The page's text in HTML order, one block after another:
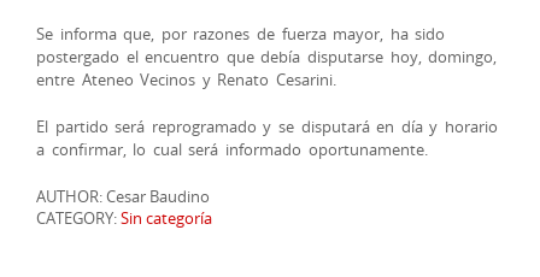
Se informa que, por razones de fuerza mayor, ha sido
postergado el encuentro que debía disputarse hoy, domingo,
entre Ateneo Vecinos y Renato Cesarini.
El partido será reprogramado y se disputará en día y horario
a confirmar, lo cual será informado oportunamente.
AUTHOR: Cesar Baudino
CATEGORY:Sin categoría